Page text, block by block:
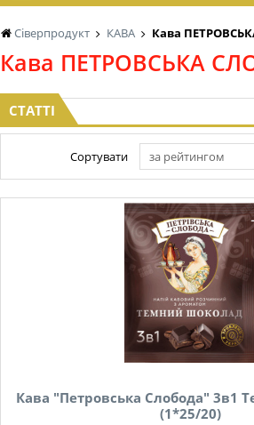
Сіверпродукт КАВА Кава
Кава ПЕТРОВСЬКА
СТАТТІ
Сортувати за рейтингом
Кава "Петровська Слобода" 3в1
(1*25/20)